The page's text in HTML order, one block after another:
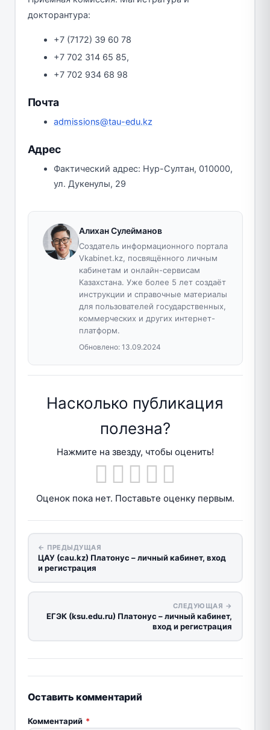
докторантура:
+7 (7172) 39 60 78
+7 702 314 65 85,
+7 702 934 68 98
Почта
admissions@tau-edu.kz
Адрес
Фактический адрес: Нур-Султан, 010000,
ул. Дукенулы, 29
Алихан Сулейманов
Создатель информационного портала
Vkabinet.kz, посвящённого личным
кабинетам и онлайн-сервисам
Казахстана. Уже более 5 лет создаёт
инструкции и справочные материалы
для пользователей государственных,
коммерческих и других интернет-
платформ.
Обновлено: 13.09.2024
Насколько публикация
полезна?
Нажмите на звезду, чтобы оценить!
Оценок пока нет. Поставьте оценку первым.
← ПРЕДЫДУЩАЯ
ЦАУ (cau.kz) Платонус – личный кабинет, вход
и регистрация
СЛЕДУЮЩАЯ →
ЕГЭК (ksu.edu.ru) Платонус – личный кабинет,
вход и регистрация
Оставить комментарий
Комментарий *